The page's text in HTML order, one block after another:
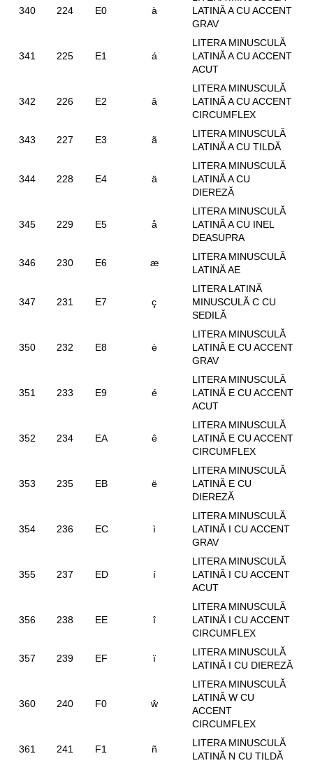
340 224 E0 à
LATINĂ A CU ACCENT
GRAV
341 225 E1 á
LITERA MINUSCULĂ
LATINĂ A CU ACCENT
ACUT
342 226 E2 â
LITERA MINUSCULĂ
LATINĂ A CU ACCENT
CIRCUMFLEX
343 227 E3 ã
LITERA MINUSCULĂ
LATINĂ A CU TILDĂ
344 228 E4 ä
LITERA MINUSCULĂ
LATINĂ A CU
DIEREZĂ
345 229 E5 å
LITERA MINUSCULĂ
LATINĂ A CU INEL
DEASUPRA
346 230 E6 æ
LITERA MINUSCULĂ
LATINĂ AE
347 231 E7 ç
LITERA LATINĂ
MINUSCULĂ C CU
SEDILĂ
350 232 E8 è
LITERA MINUSCULĂ
LATINĂ E CU ACCENT
GRAV
351 233 E9 é
LITERA MINUSCULĂ
LATINĂ E CU ACCENT
ACUT
352 234 EA ê
LITERA MINUSCULĂ
LATINĂ E CU ACCENT
CIRCUMFLEX
353 235 EB ë
LITERA MINUSCULĂ
LATINĂ E CU
DIEREZĂ
354 236 EC ì
LITERA MINUSCULĂ
LATINĂ I CU ACCENT
GRAV
355 237 ED í
LITERA MINUSCULĂ
LATINĂ I CU ACCENT
ACUT
356 238 EE î
LITERA MINUSCULĂ
LATINĂ I CU ACCENT
CIRCUMFLEX
357 239 EF ï
LITERA MINUSCULĂ
LATINĂ I CU DIEREZĂ
360 240 F0 ŵ
LITERA MINUSCULĂ
LATINĂ W CU
ACCENT
CIRCUMFLEX
361 241 F1 ñ
LITERA MINUSCULĂ
LATINĂ N CU TILDĂ